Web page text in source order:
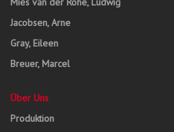
Jacobsen, Arne
Gray, Eileen
Breuer, Marcel
Über Uns
Produktion